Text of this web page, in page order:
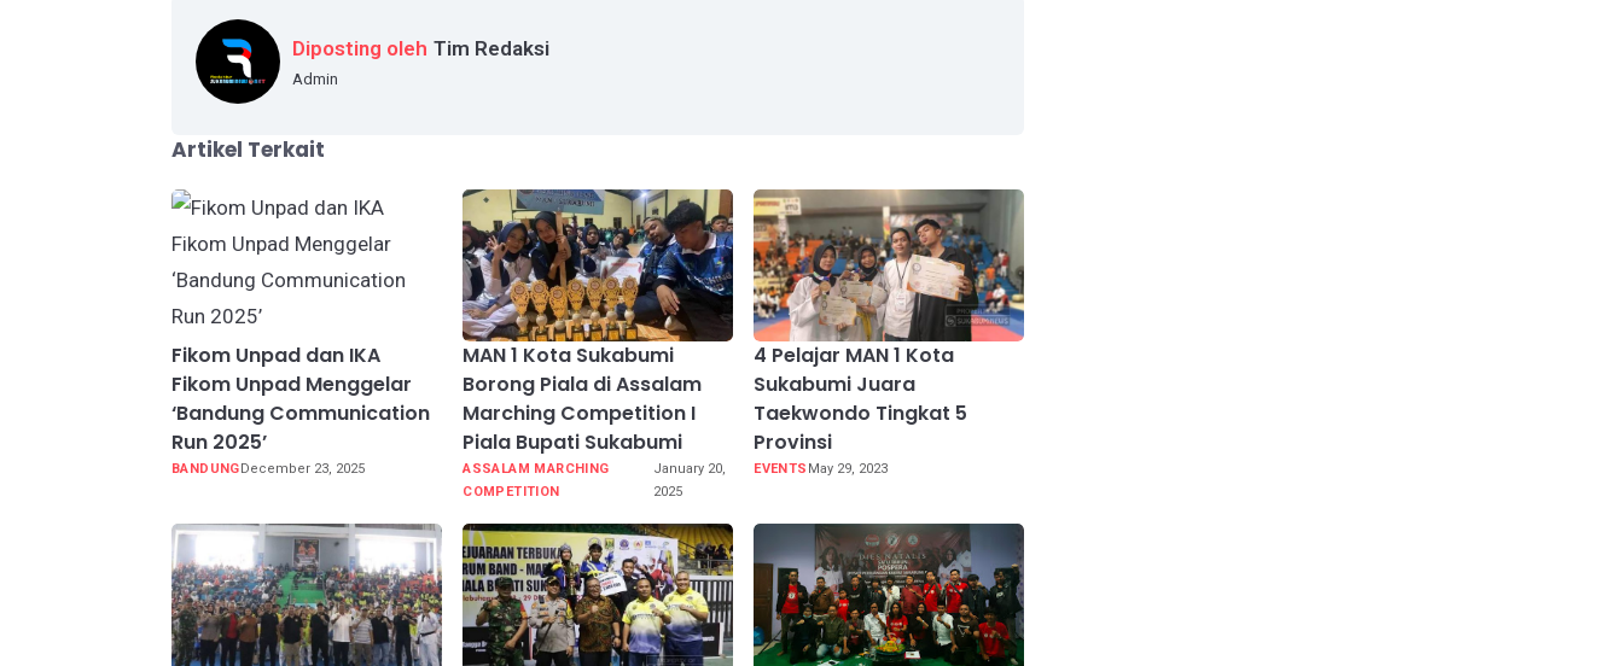
Diposting oleh Tim Redaksi
Admin
Artikel Terkait
Fikom Unpad dan IKA
Fikom Unpad Menggelar
‘Bandung Communication
Run 2025’
BANDUNG December 23, 2025
MAN 1 Kota Sukabumi
Borong Piala di Assalam
Marching Competition I
Piala Bupati Sukabumi
ASSALAM MARCHING
COMPETITION
January 20,
2025
4 Pelajar MAN 1 Kota
Sukabumi Juara
Taekwondo Tingkat 5
Provinsi
EVENTS May 29, 2023